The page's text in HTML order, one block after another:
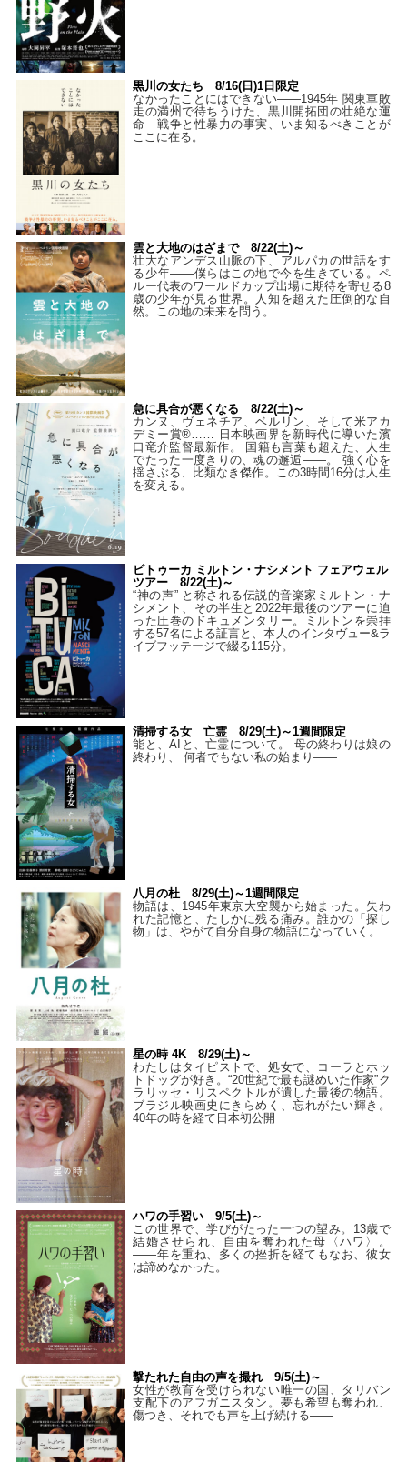
黒川の女たち 8/16(日)1日限定
なかったことにはできない——1945年 関東軍敗
走の満州で待ちうけた、黒川開拓団の壮絶な運
命―戦争と性暴力の事実、いま知るべきことが
ここに在る。
雲と大地のはざまで 8/22(土)～
壮大なアンデス山脈の下、アルパカの世話をす
る少年――僕らはこの地で今を生きている。ペ
ルー代表のワールドカップ出場に期待を寄せる8
歳の少年が見る世界。人知を超えた圧倒的な自
然。この地の未来を問う。
急に具合が悪くなる 8/22(土)～
カンヌ、ヴェネチア、ベルリン、そして米アカ
デミー賞®…… 日本映画界を新時代に導いた濱
口竜介監督最新作。 国籍も言葉も超えた、人生
でたった一度きりの、魂の邂逅――。 強く心を
揺さぶる、比類なき傑作。この3時間16分は人生
を変える。
ビトゥーカ ミルトン・ナシメント フェアウェル
ツアー 8/22(土)～
“神の声” と称される伝説的音楽家ミルトン・ナ
シメント、その半生と2022年最後のツアーに迫
った圧巻のドキュメンタリー。ミルトンを崇拝
する57名による証言と、本人のインタヴュー&ラ
イブフッテージで綴る115分。
清掃する女 亡霊 8/29(土)～1週間限定
能と、AIと、亡霊について。 母の終わりは娘の
終わり、 何者でもない私の始まり――
八月の杜 8/29(土)～1週間限定
物語は、1945年東京大空襲から始まった。失わ
れた記憶と、たしかに残る痛み。誰かの「探し
物」は、やがて自分自身の物語になっていく。
星の時 4K 8/29(土)～
わたしはタイピストで、処⼥で、コーラとホッ
トドッグが好き。“20世紀で最も謎めいた作家”ク
ラリッセ・リスペクトルが遺した最後の物語。
ブラジル映画史にきらめく、忘れがたい輝き。
40年の時を経て⽇本初公開
ハワの手習い 9/5(土)～
この世界で、学びがたった一つの望み。13歳で
結婚させられ、自由を奪われた母〈ハワ〉。
——年を重ね、多くの挫折を経てもなお、彼女
は諦めなかった。
撃たれた自由の声を撮れ 9/5(土)～
女性が教育を受けられない唯一の国、タリバン
支配下のアフガニスタン。夢も希望も奪われ、
傷つき、それでも声を上げ続ける——